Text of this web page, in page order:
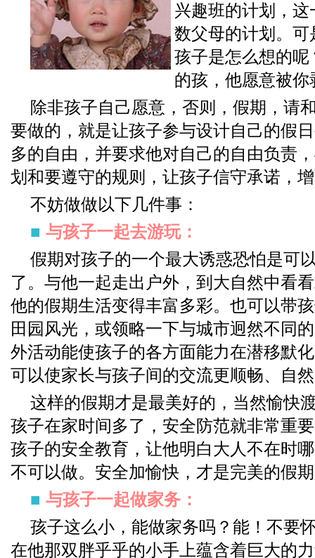
兴趣班的计划，
数父母的计划。
孩子是怎么想的
的孩，他愿意被
除非孩子自己愿意，否则，假期，请
要做的，就是让孩子参与设计自己的假
多的自由，并要求他对自己的自由负责
划和要遵守的规则，让孩子信守承诺，
不妨做做以下几件事：
■ 与孩子一起去游玩：
假期对孩子的一个最大诱惑恐怕是可
了。与他一起走出户外，到大自然中看
他的假期生活变得丰富多彩。也可以带
田园风光，或领略一下与城市迥然不同
外活动能使孩子的各方面能力在潜移默
可以使家长与孩子间的交流更顺畅、自
这样的假期才是最美好的，当然愉快
孩子在家时间多了，安全防范就非常重
孩子的安全教育，让他明白大人不在时
不可以做。安全加愉快，才是完美的假
■ 与孩子一起做家务：
孩子这么小，能做家务吗？能！不要
在他那双胖乎乎的小手上蕴含着巨大的